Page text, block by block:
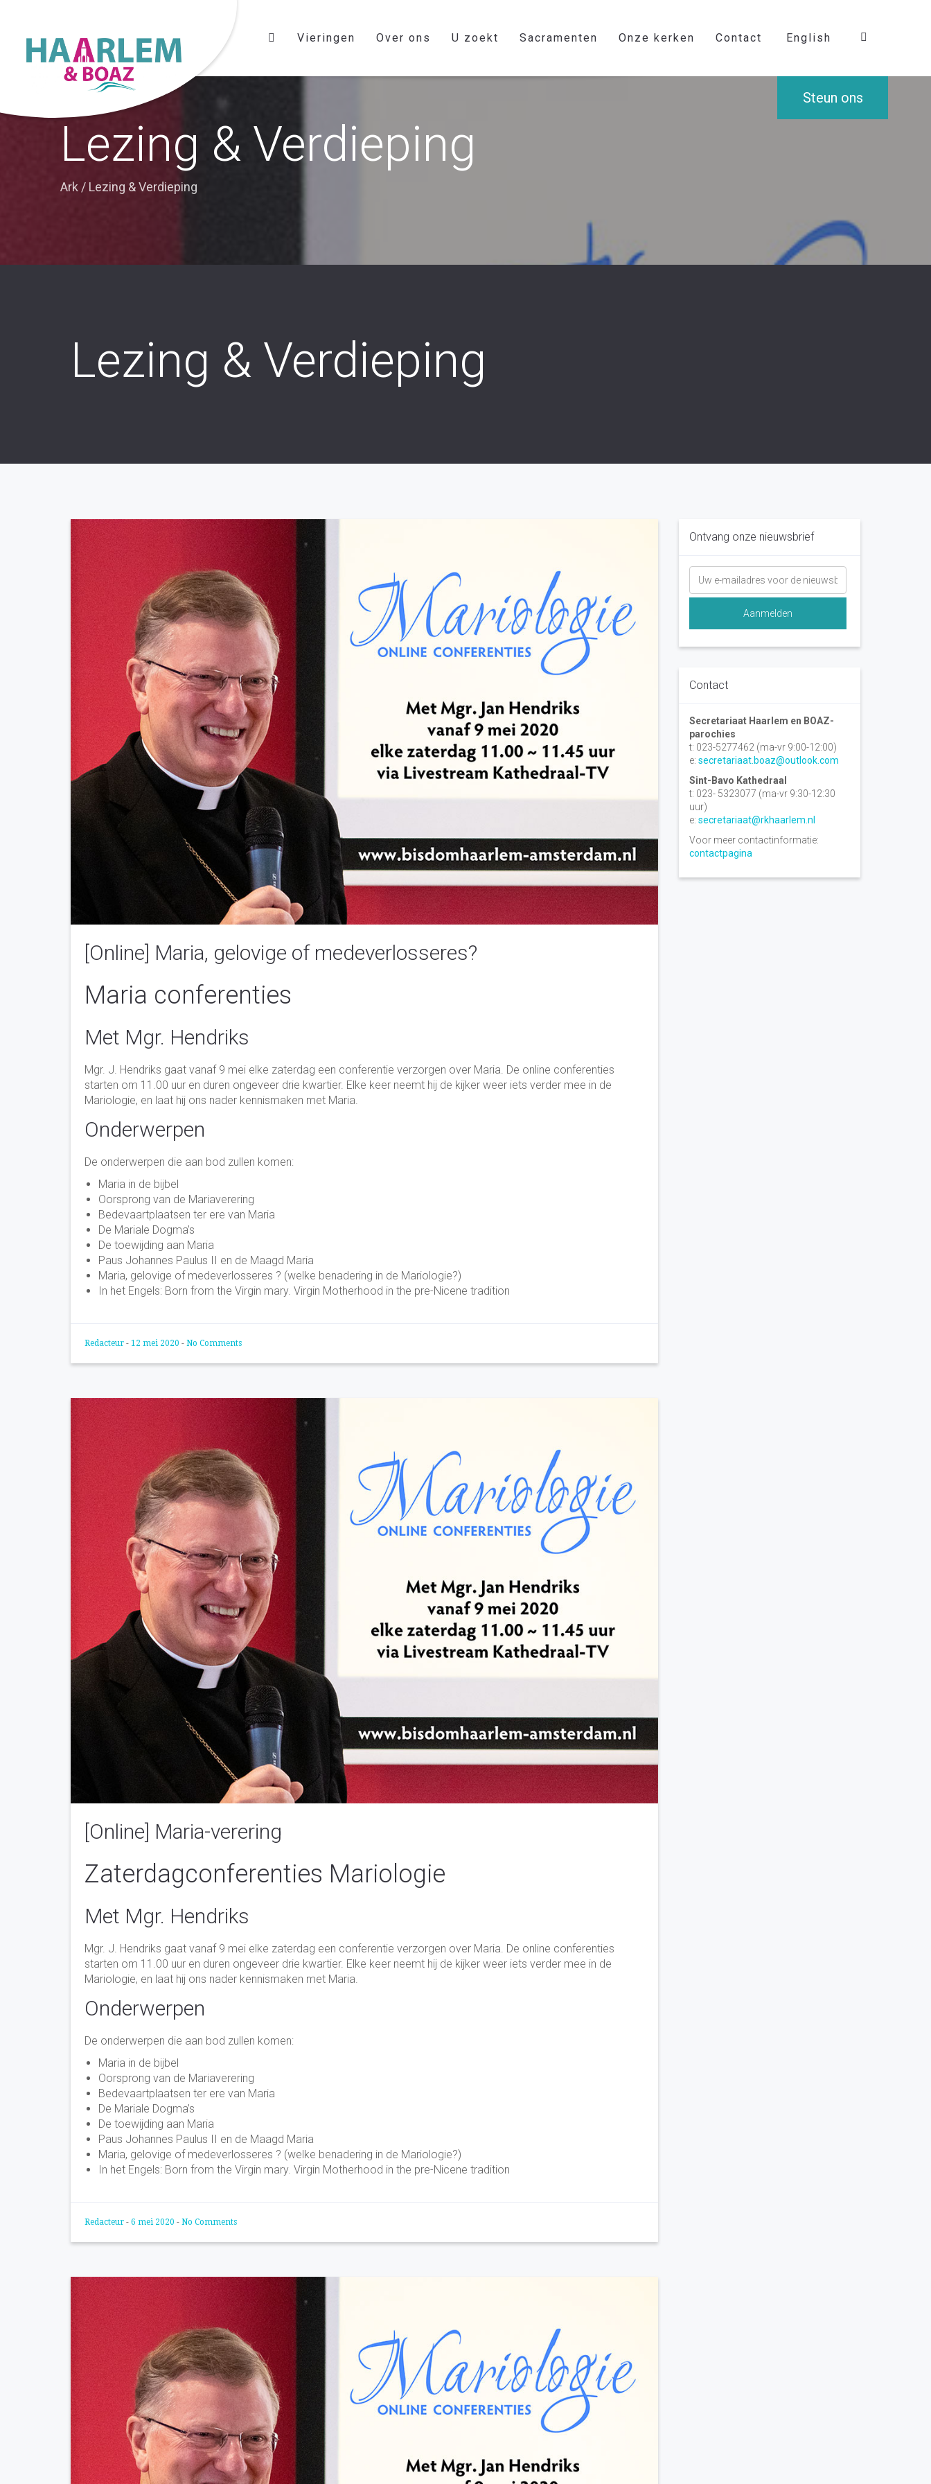
Vieringen Over ons U zoekt Sacramenten Onze kerken Contact English
Steun ons
Lezing & Verdieping
Ark / Lezing & Verdieping
Lezing & Verdieping
[Online] Maria, gelovige of medeverlosseres?
Maria conferenties
Met Mgr. Hendriks
Mgr. J. Hendriks gaat vanaf 9 mei elke zater­dag een con­fe­ren­tie ver­zorgen over Maria. De online con­fe­ren­ties
starten om 11.00 uur en duren ongeveer drie kwar­tier. Elke keer neemt hij de kijker weer iets ver­der mee in de
Mario­lo­gie, en laat hij ons nader kennis­ma­ken met Maria.
On­der­wer­pen
De on­der­wer­pen die aan bod zullen komen:
Maria in de bijbel
Oorsprong van de Maria­ver­ering
Bede­vaart­plaatsen ter ere van Maria
De Mariale Dogma’s
De toe­wij­ding aan Maria
Paus Johannes Paulus II en de Maagd Maria
Maria, gelo­vi­ge of mede­ver­los­seres ? (welke bena­dering in de Mario­lo­gie?)
In het Engels: Born from the Virgin mary. Virgin Motherhood in the pre-Nicene tradition
Redacteur - 12 mei 2020 - No Comments
[Online] Maria-vere­ring
Zaterdagconferenties Mariologie
Met Mgr. Hendriks
Mgr. J. Hendriks gaat vanaf 9 mei elke zater­dag een con­fe­ren­tie ver­zorgen over Maria. De online con­fe­ren­ties
starten om 11.00 uur en duren ongeveer drie kwar­tier. Elke keer neemt hij de kijker weer iets ver­der mee in de
Mario­lo­gie, en laat hij ons nader kennis­ma­ken met Maria.
On­der­wer­pen
De on­der­wer­pen die aan bod zullen komen:
Maria in de bijbel
Oorsprong van de Maria­ver­ering
Bede­vaart­plaatsen ter ere van Maria
De Mariale Dogma’s
De toe­wij­ding aan Maria
Paus Johannes Paulus II en de Maagd Maria
Maria, gelo­vi­ge of mede­ver­los­seres ? (welke bena­dering in de Mario­lo­gie?)
In het Engels: Born from the Virgin mary. Virgin Motherhood in the pre-Nicene tradition
Redacteur - 6 mei 2020 - No Comments
Ontvang onze nieuwsbrief
Contact
Secretariaat Haarlem en BOAZ-
parochies
t: 023-5277462 (ma-vr 9:00-12:00)
e: secretariaat.boaz@outlook.com
Sint-Bavo Kathedraal
t: 023- 5323077 (ma-vr 9:30-12:30
uur)
e: secretariaat@rkhaarlem.nl
Voor meer contactinformatie:
contactpagina